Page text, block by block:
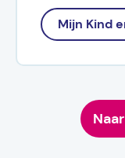
Mijn Kind